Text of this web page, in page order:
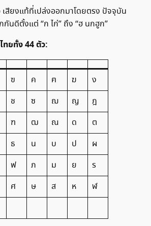
สียงแท้ที่เปล่งออกมาโดยตรง ปัจจุบัน
กันดีตั้งแต่ “ก ไก่” ถึง “ฮ นกฮูก”
ยทั้ง 44 ตัว:
ฃ ค ฅ ฆ
ง
ช ซ ฌ ญ
ฎ
ฑ ฒ ณ ด
ต
ธ น บ ป
ผ
ฟ ภ ม ย
ร
ศ ษ ส ห
ฬ